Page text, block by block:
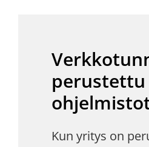
perustettu
Kun yritys on